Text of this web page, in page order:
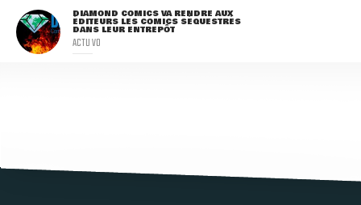
DIAMOND COMICS VA RENDRE AUX
ÉDITEURS LES COMICS SÉQUESTRÉS
DANS LEUR ENTREPÔT
ACTU VO